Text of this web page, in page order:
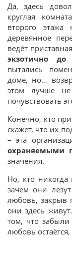
Да, здесь
круглая
второго
деревянное
ведёт
экзотично до
пытались
доме, но…
этом лучше не
почувствовать
Конечно, кто
скажет, что их
– эта
охраняемыми
значения.
Но, кто никогда
зачем они
любовь, закрыв
они здесь
том, что
любовь